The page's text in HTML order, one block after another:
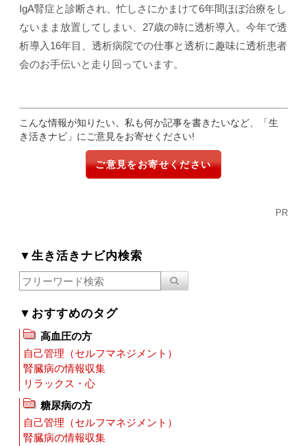
IgA腎症と診断され、忙しさにかまけて6年間ほぼ治療をし
ないまま放置してしまい、27歳の時に透析導入。今年で透
析導入16年目、透析病院での仕事と透析に趣味に透析患者
会のお手伝いと走り回っています。
こんな情報が知りたい、私も何か記事を書きたいなど、「生
き活きナビ」にご意見をお寄せください!
ご意見をお寄せください
PR
▼生き活きナビ内検索
▼おすすめのタグ
高血圧の方
自己管理（セルフマネジメント）
腎臓病の情報収集
リラックス・心
糖尿病の方
自己管理（セルフマネジメント）
腎臓病の情報収集